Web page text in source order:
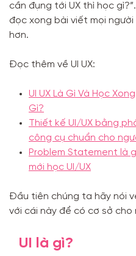
cần đụng tới UX thì học
đọc xong bài viết mọi
hơn.
Đọc thêm về UI UX:
UI UX Là Gì Và Học
Gì?
Thiết kế UI/UX bằng
công cụ chuẩn cho
Problem Statement là
mới học UI/UX
Đầu tiên chúng ta hãy nói
với cái này để có cơ sở
UI là gì?